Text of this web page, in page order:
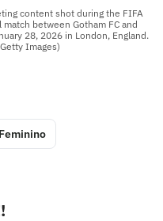
content shot during the FIFA
between Gotham FC and
28, 2026 in London, England.
Images)